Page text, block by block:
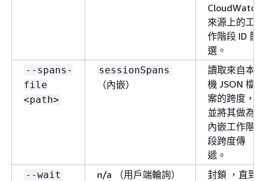
CloudWatch
來源上的工
作階段 ID 篩
選。
--spans-
file
<path>
sessionSpans
（內嵌）
讀取來自本
機 JSON 檔
案的跨度，
並將其做為
內嵌工作階
段跨度傳
遞。
--wait n/a （用戶端輪詢）
封鎖 ，直到